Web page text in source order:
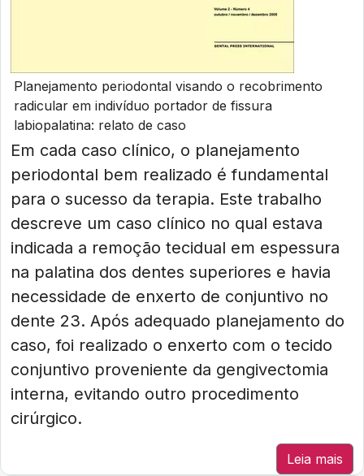
Planejamento periodontal visando o recobrimento
radicular em indivíduo portador de fissura
labiopalatina: relato de caso
Em cada caso clínico, o planejamento
periodontal bem realizado é fundamental
para o sucesso da terapia. Este trabalho
descreve um caso clínico no qual estava
indicada a remoção tecidual em espessura
na palatina dos dentes superiores e havia
necessidade de enxerto de conjuntivo no
dente 23. Após adequado planejamento do
caso, foi realizado o enxerto com o tecido
conjuntivo proveniente da gengivectomia
interna, evitando outro procedimento
cirúrgico.
Leia mais